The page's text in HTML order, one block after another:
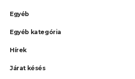
Egyéb
Egyéb kategória
Hírek
Járat késés